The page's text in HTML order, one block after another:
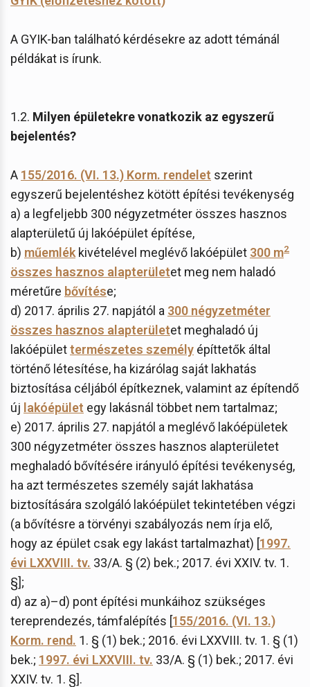
A GYIK-ban található kérdésekre az adott témánál
példákat is írunk.
1.2. Milyen épületekre vonatkozik az egyszerű
bejelentés?
A 155/2016. (VI. 13.) Korm. rendelet szerint
egyszerű bejelentéshez kötött építési tevékenység
a) a legfeljebb 300 négyzetméter összes hasznos
alapterületű új lakóépület építése,
b) műemlék kivételével meglévő lakóépület 300 m2
összes hasznos alapterületet meg nem haladó
méretűre bővítése;
d) 2017. április 27. napjától a 300 négyzetméter
összes hasznos alapterületet meghaladó új
lakóépülettermészetes személy építtetők által
történő létesítése, ha kizárólag saját lakhatás
biztosítása céljából építkeznek, valamint az építendő
új lakóépület egy lakásnál többet nem tartalmaz;
e) 2017. április 27. napjától a meglévő lakóépületek
300 négyzetméter összes hasznos alapterületet
meghaladó bővítésére irányuló építési tevékenység,
ha azt természetes személy saját lakhatása
biztosítására szolgáló lakóépület tekintetében végzi
(a bővítésre a törvényi szabályozás nem írja elő,
hogy az épület csak egy lakást tartalmazhat) [1997.
évi LXXVIII. tv. 33/A. § (2) bek.; 2017. évi XXIV. tv. 1.
§];
d) az a)–d) pont építési munkáihoz szükséges
tereprendezés, támfalépítés [155/2016. (VI. 13.)
Korm. rend. 1. § (1) bek.; 2016. évi LXXVIII. tv. 1. § (1)
bek.; 1997. évi LXXVIII. tv. 33/A. § (1) bek.; 2017. évi
XXIV. tv. 1. §].